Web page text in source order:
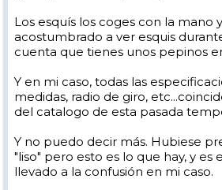
Los esquís los coges con la mano
acostumbrado a ver esquis
cuenta que tienes unos pepinos
Y en mi caso, todas las
medidas, radio de giro,
del catalogo de esta pasada
Y no puedo decir más. Hubiese
"liso" pero esto es lo que hay, y es
llevado a la confusión en mi caso.